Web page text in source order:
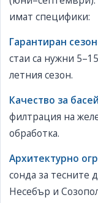
имат специфики:
Гарантиран
стаи са нужни
летния сезон.
Качество за
филтрация на
обработка.
Архитектурно
сонда за тесните
Несебър и